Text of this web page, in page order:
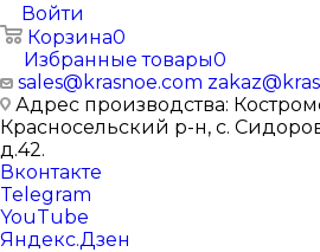
Войти
Корзина0
Избранные товары0
sales@krasnoe.com
Адрес производства:
Красносельский р-н, с.
д.42.
Вконтакте
Telegram
YouTube
Яндекс.Дзен